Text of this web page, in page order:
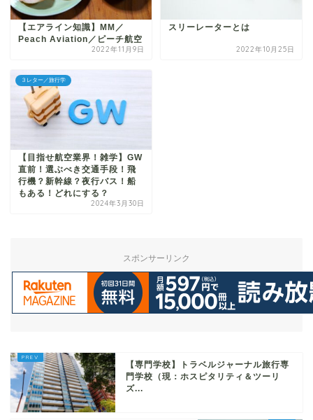
【エアライン知識】MM／
Peach Aviation／ピーチ航空
2022年11月9日
スリーレーターとは
2022年10月25日
３レター／旅行学
【目指せ航空業界！雑学】GW
直前！選ぶべき交通手段！飛
行機？新幹線？夜行バス！船
もある！どれにする？
2024年3月30日
スポンサーリンク
【専門学校】トラベルジャーナル旅行専
門学校（現：ホスピタリティ＆ツーリ
ズ...